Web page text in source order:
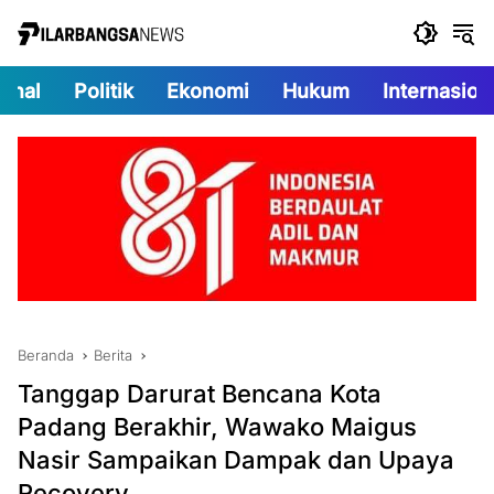
Politik Ekonomi Hukum
Beranda Berita
Tanggap Darurat Bencana Kota
Padang Berakhir, Wawako Maigus
Nasir Sampaikan Dampak dan Upaya